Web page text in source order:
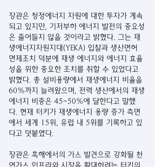
장관은 청정에너지 자원에 대한 투자가 계속
되고 있지만, 기저부하 에너지 발전의 중요성
은 줄어들지 않을 것이라고 밝혔다. 그는 재
생에너지자원지대(YEKA) 입찰과 생산면허
면제조치 덕분에 재생 에너지와 에너지 효율
성을 위한 중요한 조치를 취할 수 있었다고
밝혔다. 총 설비용량에서 재생에너지 비율을
60%까지 늘려왔으며, 전력 생산에서의 재생
에너지 비중은 45~50%에 달한다고 말했
다. 현재 터키가 재생에너지 용량 증가 측면
에서 세계 15위, 유럽 내 5위를 기록하고 있
다고 덧붙였다.
장관은 흑해에서의 가스 발견으로 강화될 천